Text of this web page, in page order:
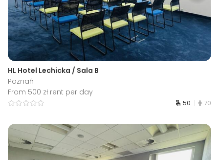
HL Hotel Lechicka / Sala B
Poznań
From 500 zł rent per day
50 70